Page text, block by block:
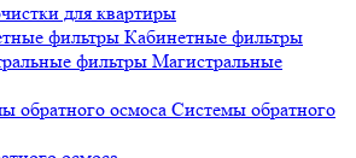
для квартиры
Кабинетные фильтры
Магистральные
Системы обратного